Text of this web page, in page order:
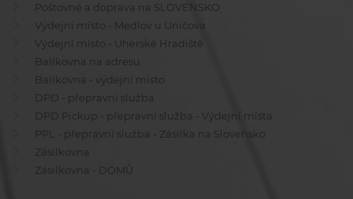
Poštovné a doprava na SLOVENSKO
Výdejní místo - Medlov u Uničova
Výdejní místo - Uherské Hradiště
Balíkovna na adresu
Balíkovna - výdejní místo
DPD - přepravní služba
DPD Pickup - přepravní služba - Výdejní místa
PPL - přepravní služba - Zásilka na Slovensko
Zásilkovna
Zásilkovna - DOMŮ